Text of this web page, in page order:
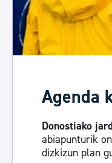
Agenda
Donostiako
abiapunturik
dizkizun plan